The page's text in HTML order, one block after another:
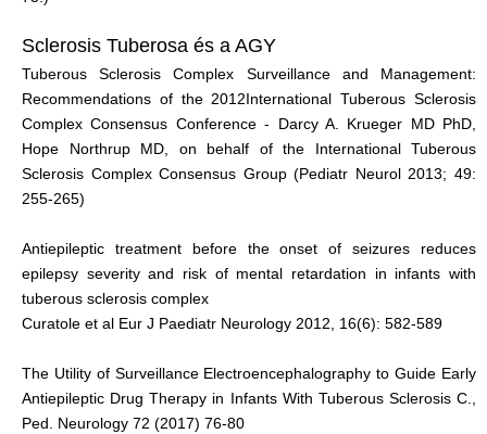
Sclerosis Tuberosa és a AGY
Tuberous Sclerosis Complex Surveillance and Management:
Recommendations of the 2012International Tuberous Sclerosis
Complex Consensus Conference - Darcy A. Krueger MD PhD,
Hope Northrup MD, on behalf of the International Tuberous
Sclerosis Complex Consensus Group (Pediatr Neurol 2013; 49:
255-265)
Antiepileptic treatment before the onset of seizures reduces
epilepsy severity and risk of mental retardation in infants with
tuberous sclerosis complex
Curatole et al Eur J Paediatr Neurology 2012, 16(6): 582-589
The Utility of Surveillance Electroencephalography to Guide Early
Antiepileptic Drug Therapy in Infants With Tuberous Sclerosis C.,
Ped. Neurology 72 (2017) 76-80